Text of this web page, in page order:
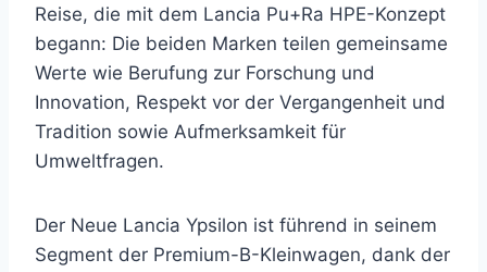
Reise, die mit dem Lancia Pu+Ra HPE-Konzept
begann: Die beiden Marken teilen gemeinsame
Werte wie Berufung zur Forschung und
Innovation, Respekt vor der Vergangenheit und
Tradition sowie Aufmerksamkeit für
Umweltfragen.
Der Neue Lancia Ypsilon ist führend in seinem
Segment der Premium-B-Kleinwagen, dank der